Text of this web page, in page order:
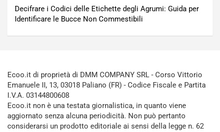
Decifrare i Codici delle Etichette degli Agrumi: Guida per
Identificare le Bucce Non Commestibili
Ecoo.it di proprietà di DMM COMPANY SRL - Corso Vittorio
Emanuele II, 13, 03018 Paliano (FR) - Codice Fiscale e Partita
I.V.A. 03144800608
Ecoo.it non è una testata giornalistica, in quanto viene
aggiornato senza alcuna periodicità. Non può pertanto
considerarsi un prodotto editoriale ai sensi della legge n. 62